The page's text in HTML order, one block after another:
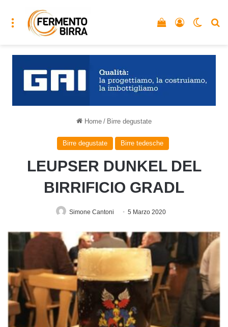
Menu Accedi
Vedi il carrello
Home / Birre degustate
Birre degustate Birre tedesche
LEUPSER DUNKEL DEL
BIRRIFICIO GRADL
Simone Cantoni 5 Marzo 2020